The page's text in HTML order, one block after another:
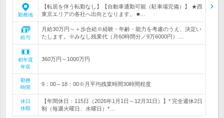
勤務地
【転居を伴う転勤なし】【自動車通勤可能（駐車場完備）】 ★西
東京エリアの各社へ出向となります。 ■…
給与
月給30万円～＋歩合給※経験・年齢・能力を考慮のうえ、決定い
たします。※みなし残業代（月60時間分／9万6000円）…
初年度
年収
360万円～1000万円
勤務
時間
9：00～18：00※月平均残業時間30時間程度
休日
休暇
【年間休日：115日（2026年1月1日～12月31日）】* 完全週休2日
制（毎週火曜日、水曜日）*…